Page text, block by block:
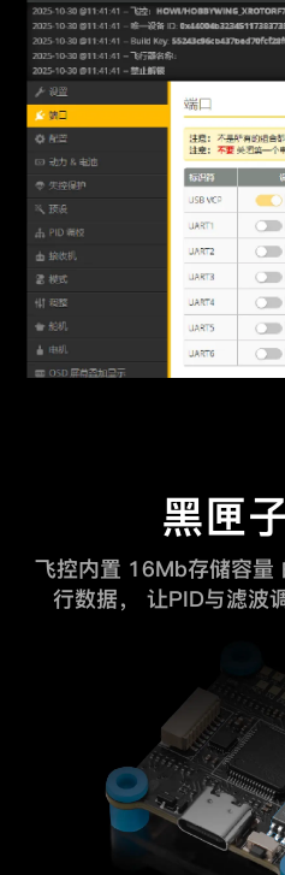
黑匣
飞控内置 16Mb存储容量
行数据，
让PID与滤波